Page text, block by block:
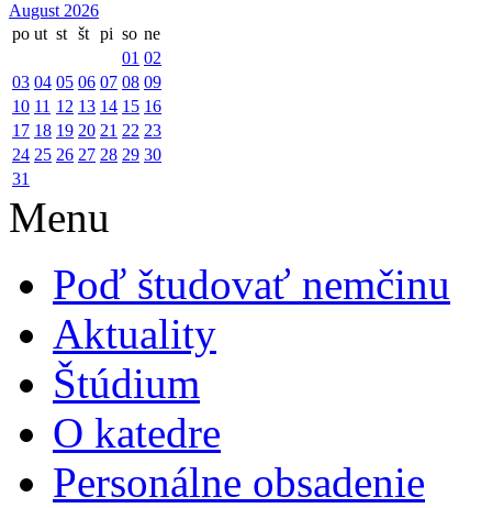
August 2026
po ut st št pi so ne
01 02
03 04 05 06 07 08 09
10 11 12 13 14 15 16
17 18 19 20 21 22 23
24 25 26 27 28 29 30
31
Menu
Poď študovať nemčinu
Aktuality
Štúdium
O katedre
Personálne obsadenie